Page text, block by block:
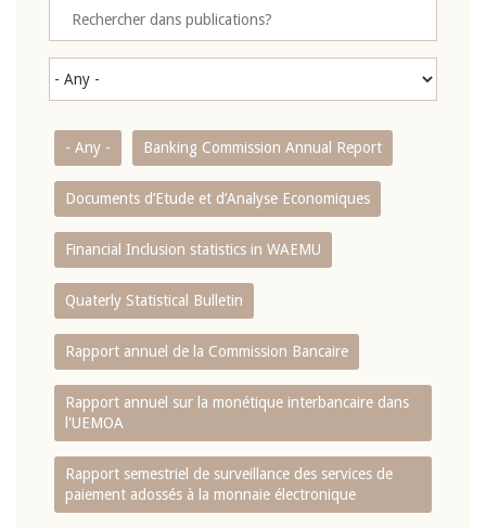
- Any - Banking Commission Annual Report
Documents d’Etude et d’Analyse Economiques
Financial Inclusion statistics in WAEMU
Quaterly Statistical Bulletin
Rapport annuel de la Commission Bancaire
Rapport annuel sur la monétique interbancaire dans
l'UEMOA
Rapport semestriel de surveillance des services de
paiement adossés à la monnaie électronique